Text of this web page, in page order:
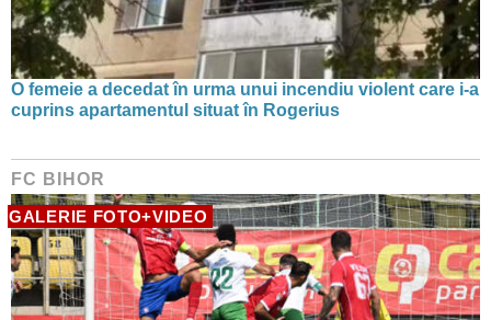
O femeie a decedat în urma unui incendiu violent care i-a
cuprins apartamentul situat în Rogerius
FC BIHOR
GALERIE FOTO+VIDEO